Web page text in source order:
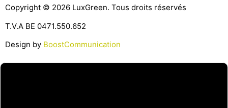
Copyright © 2026 LuxGreen. Tous droits réservés
T.V.A BE 0471.550.652
Design by BoostCommunication